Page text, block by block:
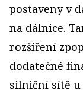
postaveny v
na dálnice.
rozšíření
dodatečné
silniční sítě u